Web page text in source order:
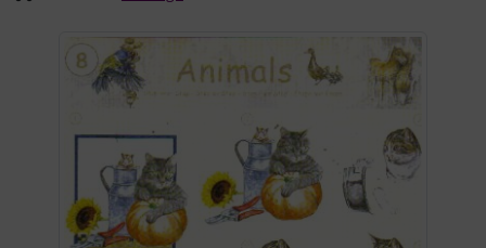
Wenn mehr als ein Produktbild existiert, können Sie die